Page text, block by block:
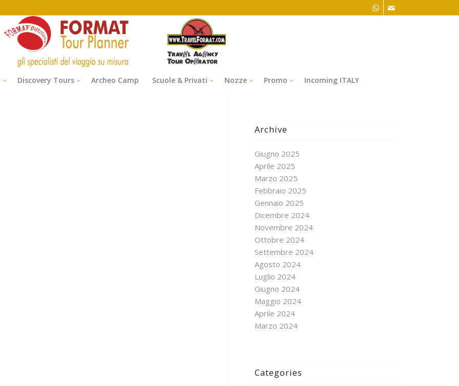
Discovery Tours Archeo Camp Scuole & Privati Nozze Promo Incoming ITALY
Archive
Giugno 2025
Aprile 2025
Marzo 2025
Febbraio 2025
Gennaio 2025
Dicembre 2024
Novembre 2024
Ottobre 2024
Settembre 2024
Agosto 2024
Luglio 2024
Giugno 2024
Maggio 2024
Aprile 2024
Marzo 2024
Categories